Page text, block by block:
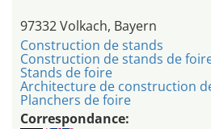
97332 Volkach, Bayern
Construction de stands
Construction de stands de
Stands de foire
Architecture de construction
Planchers de foire
Correspondance: